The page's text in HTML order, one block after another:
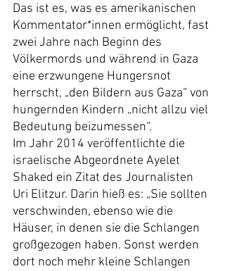
Das ist es, was es amerikanischen
Kommentator*innen ermöglicht, fast
zwei Jahre nach Beginn des
Völkermords und während in Gaza
eine erzwungene Hungersnot
herrscht, „den Bildern aus Gaza“ von
hungernden Kindern „nicht allzu viel
Bedeutung beizumessen“.
Im Jahr 2014 veröffentlichte die
israelische Abgeordnete Ayelet
Shaked ein Zitat des Journalisten
Uri Elitzur. Darin hieß es: „Sie sollten
verschwinden, ebenso wie die
Häuser, in denen sie die Schlangen
großgezogen haben. Sonst werden
dort noch mehr kleine Schlangen